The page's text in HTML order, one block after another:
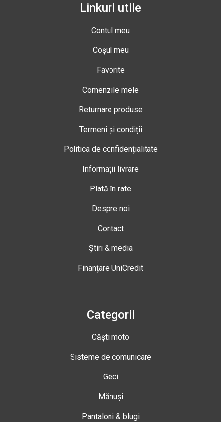
Linkuri utile
Contul meu
Coșul meu
Favorite
Comenzile mele
Returnare produse
Termeni și condiții
Politica de confidențialitate
Informații livrare
Plată în rate
Despre noi
Contact
Știri & media
Finanțare UniCredit
Categorii
Căști moto
Sisteme de comunicare
Geci
Mănuși
Pantaloni & blugi